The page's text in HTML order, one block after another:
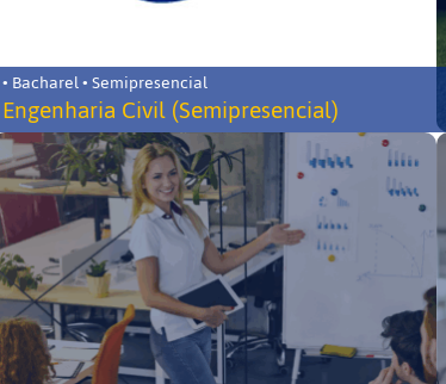
• Bacharel • Semipresencial
Engenharia Civil (Semipresencial)